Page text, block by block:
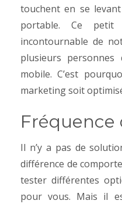
touchent en se
portable. Ce
incontournable de
plusieurs
mobile. C’est
marketing soit
Fréquence
Il n’y a pas de
différence de
tester différentes
pour vous. Mais il